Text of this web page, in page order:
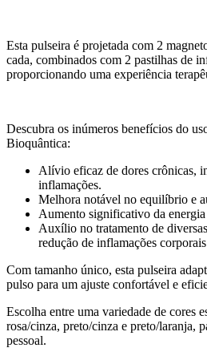
Esta pulseira é projetada com 2
cada, combinados com 2 pastilhas de
proporcionando uma experiência
Descubra os inúmeros benefícios do
Bioquântica:
Alívio eficaz de dores crônicas,
inflamações.
Melhora notável no equilíbrio e
Aumento significativo da
Auxílio no tratamento de
redução de inflamações
Com tamanho único, esta pulseira
pulso para um ajuste confortável e
Escolha entre uma variedade de cores
rosa/cinza, preto/cinza e preto/laranja,
pessoal.